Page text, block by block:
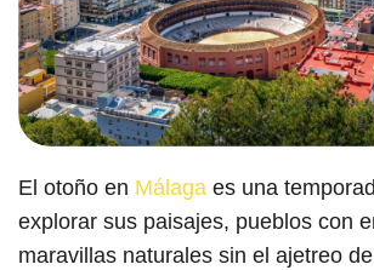
El otoño en Málaga es una
explorar sus paisajes, pueblos con
maravillas naturales sin el ajetreo